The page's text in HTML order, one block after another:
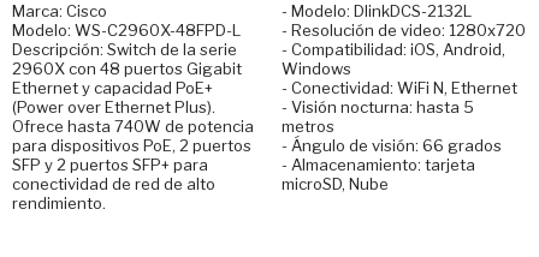
Marca: Cisco
Modelo: WS-C2960X-48FPD-L
Descripción: Switch de la serie
2960X con 48 puertos Gigabit
Ethernet y capacidad PoE+
(Power over Ethernet Plus).
Ofrece hasta 740W de potencia
para dispositivos PoE, 2 puertos
SFP y 2 puertos SFP+ para
conectividad de red de alto
rendimiento.
- Modelo: DlinkDCS-2132L
- Resolución de video: 1280x720
- Compatibilidad: iOS, Android,
Windows
- Conectividad: WiFi N, Ethernet
- Visión nocturna: hasta 5
metros
- Ángulo de visión: 66 grados
- Almacenamiento: tarjeta
microSD, Nube